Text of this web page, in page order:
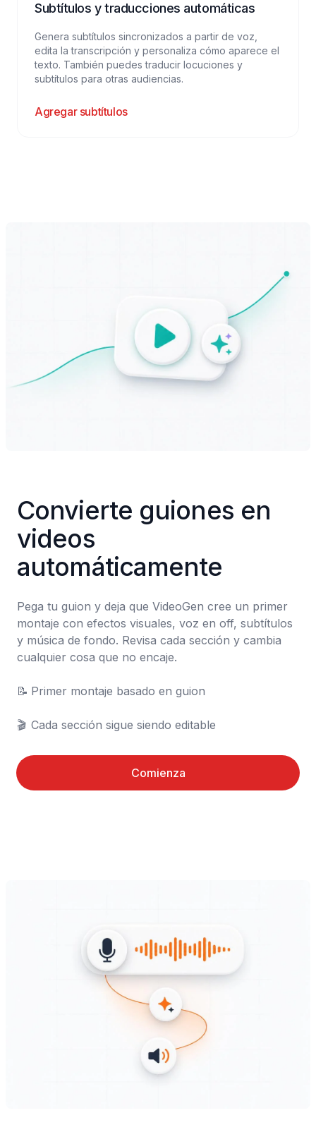
Subtítulos y traducciones automáticas
Genera subtítulos sincronizados a partir de voz,
edita la transcripción y personaliza cómo aparece el
texto. También puedes traducir locuciones y
subtítulos para otras audiencias.
Agregar subtítulos
Convierte guiones en
videos
automáticamente
Pega tu guion y deja que VideoGen cree un primer
montaje con efectos visuales, voz en off, subtítulos
y música de fondo. Revisa cada sección y cambia
cualquier cosa que no encaje.
📝	Primer montaje basado en guion
🎬	Cada sección sigue siendo editable
Comienza